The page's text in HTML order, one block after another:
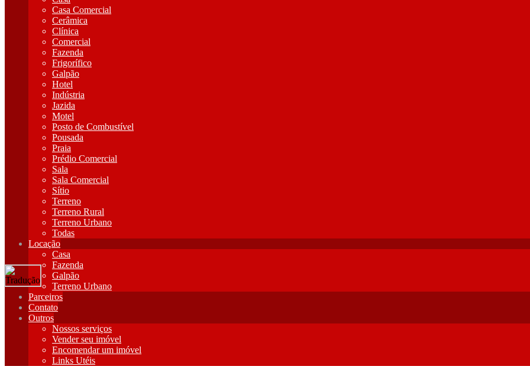
Casa Comercial
Cerâmica
Clínica
Comercial
Fazenda
Frigorífico
Galpão
Hotel
Indústria
Jazida
Motel
Posto de Combustível
Pousada
Praia
Prédio Comercial
Sala
Sala Comercial
Sítio
Terreno
Terreno Rural
Terreno Urbano
Todas
Locação
Casa
Fazenda
Galpão
Terreno Urbano
Parceiros
Contato
Outros
Nossos serviços
Vender seu imóvel
Encomendar um imóvel
Links Utéis